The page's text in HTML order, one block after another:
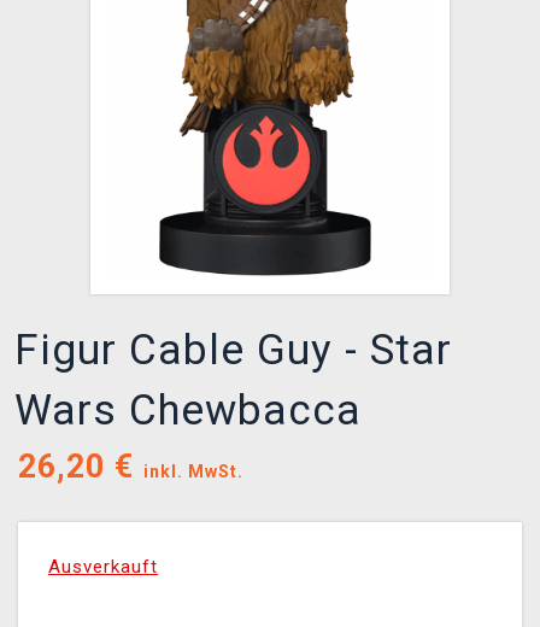
Figur Cable Guy - Star
Wars Chewbacca
26,20 € inkl. MwSt.
Ausverkauft